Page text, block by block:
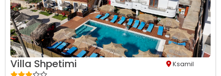
Villa Shpetimi Ksamil